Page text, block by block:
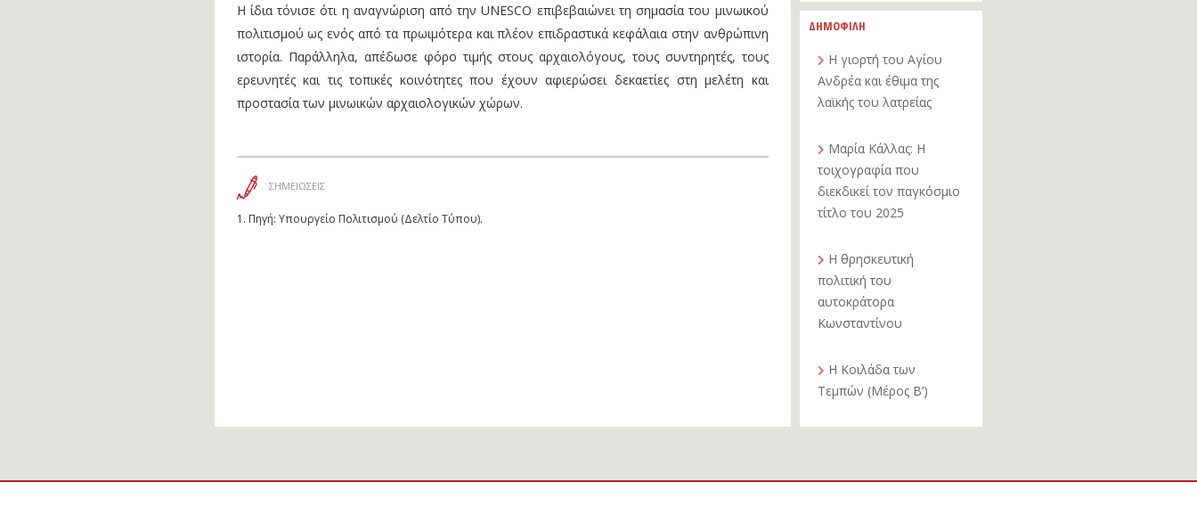
Η ίδια τόνισε ότι η αναγνώριση από την UNESCO επιβεβαιώνει τη σημασία του μινωικού
πολιτισμού ως ενός από τα πρωιμότερα και πλέον επιδραστικά κεφάλαια στην ανθρώπινη
ιστορία. Παράλληλα, απέδωσε φόρο τιμής στους αρχαιολόγους, τους συντηρητές, τους
ερευνητές και τις τοπικές κοινότητες που έχουν αφιερώσει δεκαετίες στη μελέτη και
προστασία των μινωικών αρχαιολογικών χώρων.
ΣΗΜΕΙΩΣΕΙΣ
1. Πηγή: Υπουργείο Πολιτισμού (Δελτίο Τύπου).
ΔΗΜΟΦΙΛΗ
Η γιορτή του Αγίου
Ανδρέα και έθιμα της
λαϊκής του λατρείας
Μαρία Κάλλας: Η
τοιχογραφία που
διεκδικεί τον παγκόσμιο
τίτλο του 2025
Η θρησκευτική
πολιτική του
αυτοκράτορα
Κωνσταντίνου
Η Κοιλάδα των
Τεμπών (Μέρος Β’)